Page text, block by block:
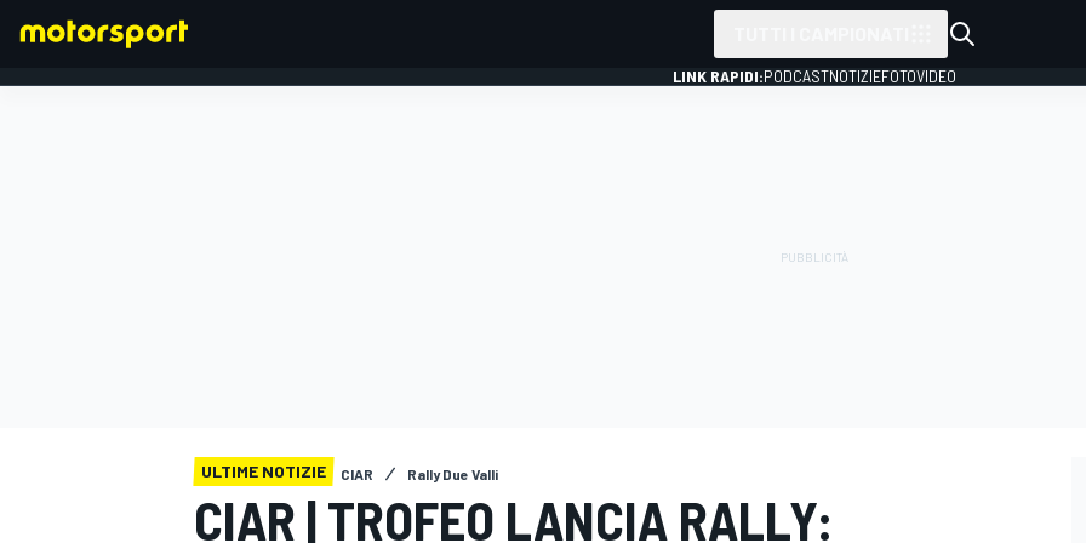
LINK RAPIDI:PODCASTNOTIZIEFOTOVIDEO
ULTIME NOTIZIE CIAR Rally Due Valli
CIAR | TROFEO LANCIA RALLY: